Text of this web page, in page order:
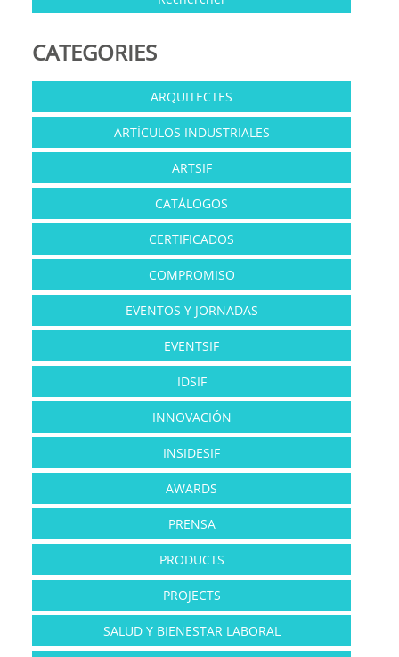
CATEGORIES
ARQUITECTES
ARTÍCULOS INDUSTRIALES
ARTSIF
CATÁLOGOS
CERTIFICADOS
COMPROMISO
EVENTOS Y JORNADAS
EVENTSIF
IDSIF
INNOVACIÓN
INSIDESIF
AWARDS
PRENSA
PRODUCTS
PROJECTS
SALUD Y BIENESTAR LABORAL